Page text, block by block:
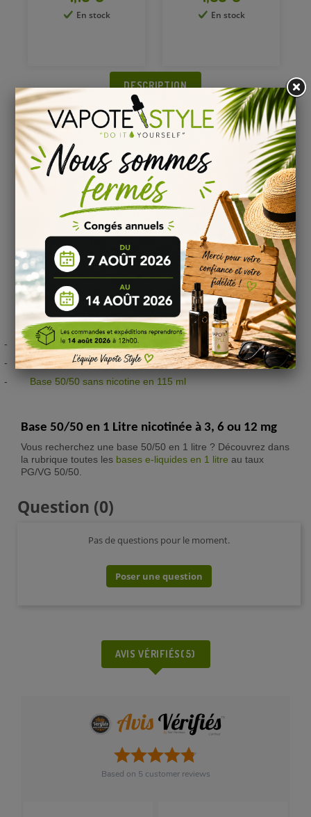
En stock En stock
DESCRIPTION
BASE DIY 50/50 2 MG DE NICOTINE EN 100 ML
POUR FABRIQUER VOS LIQUIDES DIY
Liquide de base 50/50 fabriqué par Vapote Style
Pour préparer votre base 50/50, il suffit de transvaser le
booster nicotine en 2 mg à l’intérieur de la bouteille de base
neutre 50/50. Vous obtiendrez un volume d’e-liquide d’une
contenance de 100 ml.
Découvrir les autres bases 50/50 pour e-liquide
DIY :
-Base 50/50 nicotinée à 6 mg en 100 ml
-Base 50/50 nicotinée à 12 mg en 100 ml
- Base 50/50 sans nicotine en 115 ml
Base 50/50 en 1 Litre nicotinée à 3, 6 ou 12 mg
Vous recherchez une base 50/50 en 1 litre ? Découvrez dans
la rubrique toutes les bases e-liquides en 1 litre au taux
PG/VG 50/50.
Question (0)
Pas de questions pour le moment.
Poser une question
AVIS VÉRIFIÉS(5)
Based on 5customer reviews